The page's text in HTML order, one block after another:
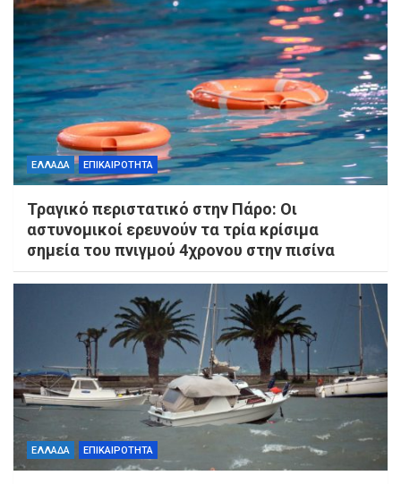
ΕΛΛΑΔΑ ΕΠΙΚΑΙΡΟΤΗΤΑ
Τραγικό περιστατικό στην Πάρο: Οι
αστυνομικοί ερευνούν τα τρία κρίσιμα
σημεία του πνιγμού 4χρονου στην πισίνα
ΕΛΛΑΔΑ ΕΠΙΚΑΙΡΟΤΗΤΑ